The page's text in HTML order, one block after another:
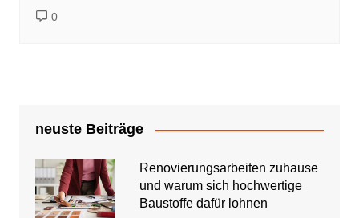
0
neuste Beiträge
Renovierungsarbeiten zuhause
und warum sich hochwertige
Baustoffe dafür lohnen